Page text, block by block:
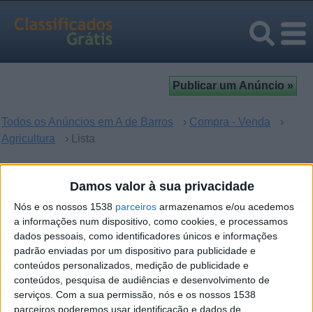
Damos valor à sua privacidade
Nós e os nossos 1538 parceiros armazenamos e/ou acedemos
a informações num dispositivo, como cookies, e processamos
dados pessoais, como identificadores únicos e informações
padrão enviadas por um dispositivo para publicidade e
conteúdos personalizados, medição de publicidade e
conteúdos, pesquisa de audiências e desenvolvimento de
serviços. Com a sua permissão, nós e os nossos 1538
parceiros poderemos usar identificação e dados de
Todos os Anúncios em A de Barros › Compra - Venda
›
Agricultura
› Lista
Agricultura em A de Barros,
Viseu
Desculpe, mas não houve resultados para sua busca. Se
quer enviar um anúncio -
clique aqui